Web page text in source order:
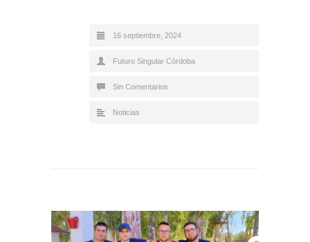
16 septiembre, 2024
Futuro Singular Córdoba
Sin Comentarios
Noticias